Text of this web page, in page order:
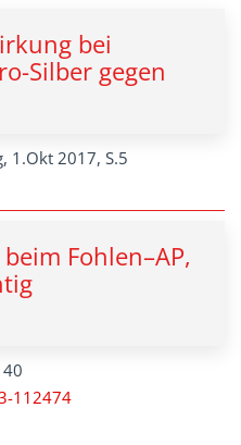
bei
Silber gegen
1.Okt 2017, S.5
Fohlen–AP,
112474